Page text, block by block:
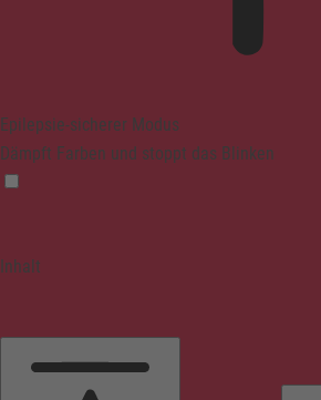
Epilepsie-sicherer Modus
Dämpft Farben und stoppt das Blinken
Inhalt